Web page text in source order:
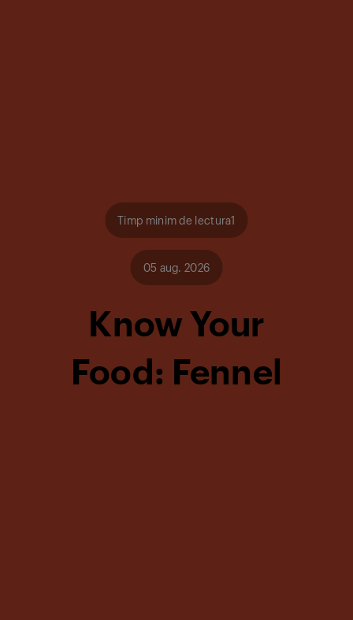
Timp minim de lectura1
05 aug. 2026
Know Your
Food: Fennel